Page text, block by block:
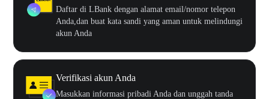
Daftar di LBank dengan alamat email/nomor telepon
Anda,dan buat kata sandi yang aman untuk melindungi
akun Anda
Verifikasi akun Anda
Masukkan informasi pribadi Anda dan unggah tanda